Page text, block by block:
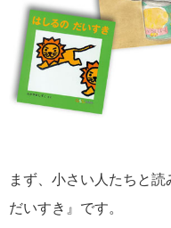
まず、小さい人たちと
だいすき』です。